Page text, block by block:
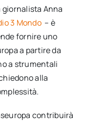
giornalista Anna
3 Mondo – è
fornire uno
a partire da
a strumentali
alla
contribuirà